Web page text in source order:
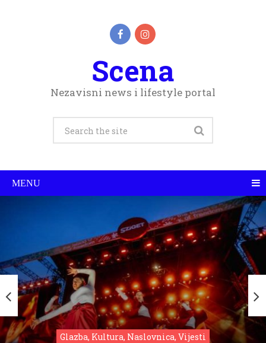
Scena
Nezavisni news i lifestyle portal
MENU
Glazba, Kultura, Naslovnica, Vijesti